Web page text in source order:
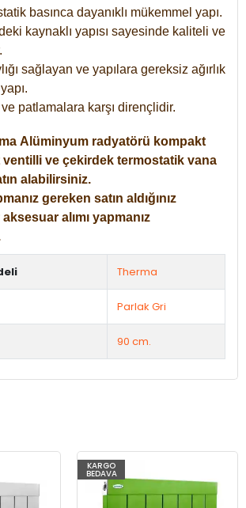
basınca dayanıklı mükemmel yapı.
kaynaklı yapısı sayesinde kaliteli ve
sağlayan ve yapılara gereksiz ağırlık
patlamalara karşı dirençlidir.
Alüminyum radyatörü kompakt
ve çekirdek termostatik vana
alabilirsiniz.
gereken satın aldığınız
alımı yapmanız
Therma
Parlak Gri
90 cm.
KARGO
BEDAVA